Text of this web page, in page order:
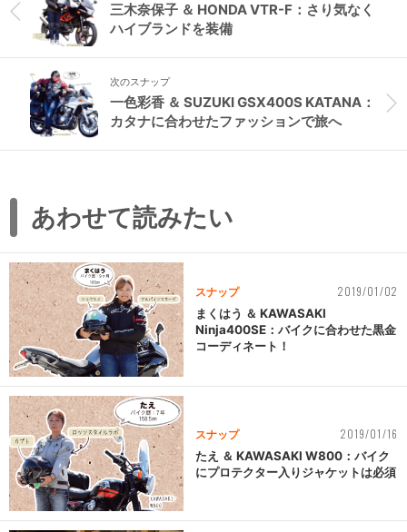
三木奈保子 ＆ HONDA VTR-F：さり気なく
ハイブランドを装備
次のスナップ
一色彩香 ＆ SUZUKI GSX400S KATANA：
カタナに合わせたファッションで旅へ
あわせて読みたい
スナップ 2019/01/02
まくはう ＆ KAWASAKI
Ninja400SE：バイクに合わせた黒金
コーディネート！
スナップ 2019/01/16
たえ ＆ KAWASAKI W800：バイク
にプロテクター入りジャケットは必須